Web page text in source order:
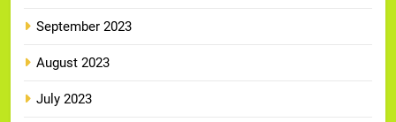
September 2023
August 2023
July 2023